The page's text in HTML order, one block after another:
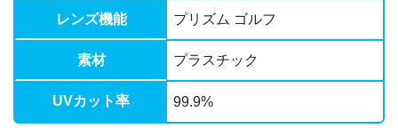
レンズ機能 プリズム ゴルフ
素材 プラスチック
UVカット率 99.9%